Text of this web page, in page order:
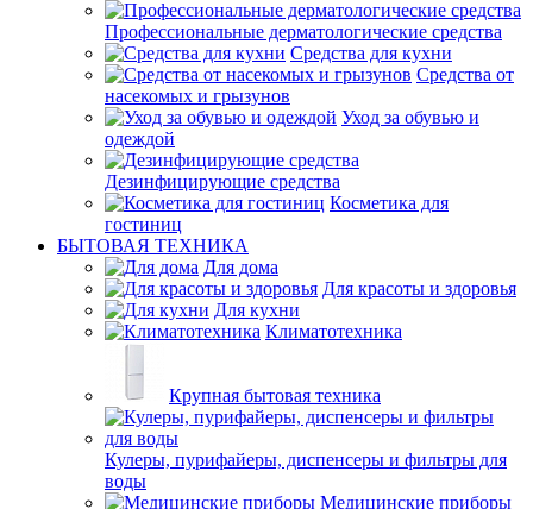
Профессиональные дерматологические средства
Средства для кухни
Средства от
насекомых и грызунов
Уход за обувью и
одеждой
Дезинфицирующие средства
Косметика для
гостиниц
БЫТОВАЯ ТЕХНИКА
Для дома
Для красоты и здоровья
Для кухни
Климатотехника
Крупная бытовая техника
Кулеры, пурифайеры, диспенсеры и фильтры для
воды
Медицинские приборы